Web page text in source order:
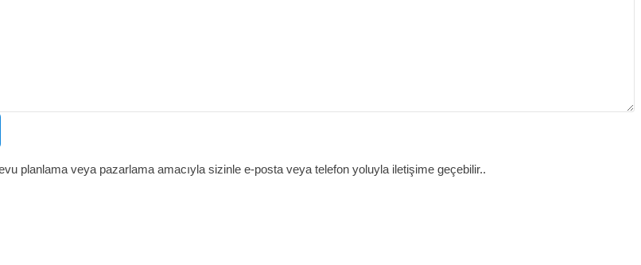
planlama veya pazarlama amacıyla sizinle e-posta veya telefon yoluyla iletişime geçebilir..